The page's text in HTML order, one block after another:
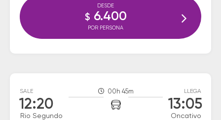
DESDE
$ 6.400
POR PERSONA
SALE
12:20
Rio Segundo
00h 45m LLEGA
13:05
Oncativo